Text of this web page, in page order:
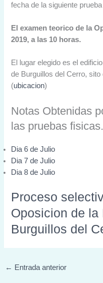
fecha de la siguiente
El examen teorico de la
2019, a las 10 horas.
El lugar elegido es el
de Burguillos del Cerro,
(ubicacion)
Notas Obtenidas
las pruebas fisicas.
Dia 6 de Julio
Dia 7 de Julio
Dia 8 de Julio
Proceso
Oposicion de
Burguillos del
← Entrada anterior